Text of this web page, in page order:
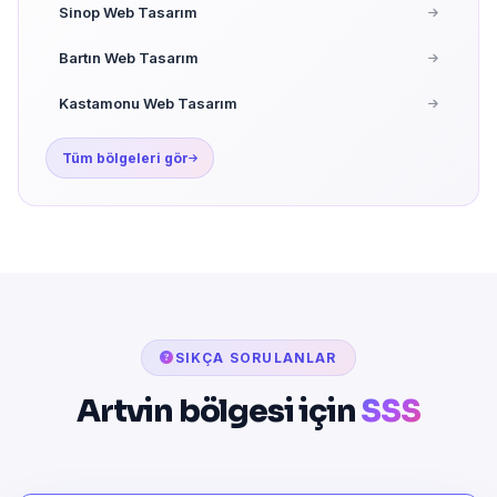
Sinop Web Tasarım
Bartın Web Tasarım
Kastamonu Web Tasarım
Tüm bölgeleri gör
SIKÇA SORULANLAR
Artvin bölgesi içinSSS